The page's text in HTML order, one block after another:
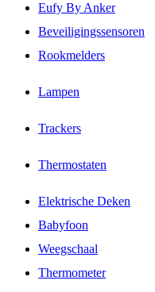
Eufy By Anker
Beveiligingssensoren
Rookmelders
Lampen
Trackers
Thermostaten
Elektrische Deken
Babyfoon
Weegschaal
Thermometer